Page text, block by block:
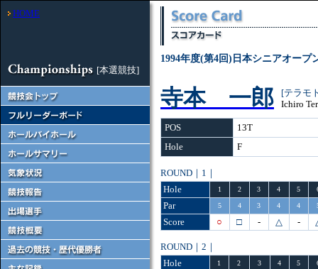
HOME
[本選競技]
1994年度(第4回)日本シニアオープ
寺本 一郎
[テラモ
Ichiro
POS
13T
Hole
F
ROUND｜1｜
Hole
1 2 3 4 5
Par 5 4 3 4 4
Score ○ □ - △ -
ROUND｜2｜
Hole
1 2 3 4 5